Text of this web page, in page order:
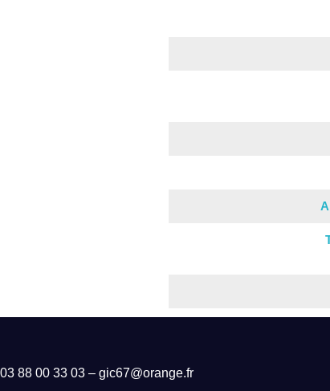
03 88 00 33 03 – gic67@orange.fr